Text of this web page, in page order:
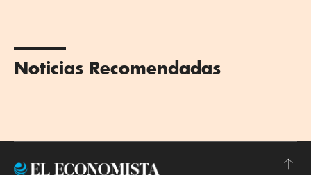
Noticias Recomendadas